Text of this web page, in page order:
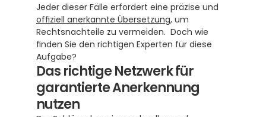
offiziell anerkannte Übersetzung, um
Rechtsnachteile zu vermeiden.  Doch wie
finden Sie den richtigen Experten für diese
Aufgabe?
Das richtige Netzwerk für
garantierte Anerkennung
nutzen